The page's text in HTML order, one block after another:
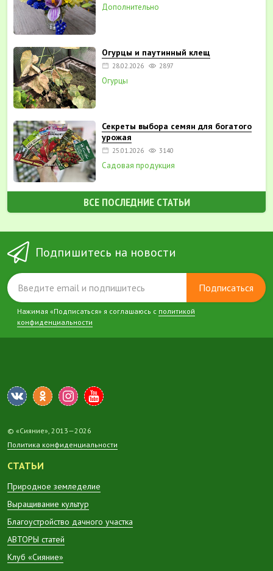
Дополнительно
Огурцы и паутинный клещ
28.02.2026 2897
Огурцы
Секреты выбора семян для богатого
урожая
25.01.2026 3140
Садовая продукция
ВСЕ ПОСЛЕДНИЕ СТАТЬИ
Подпишитесь на новости
Подписаться
Нажимая «Подписаться» я соглашаюсь с политикой
конфиденциальности
© «Сияние», 2013—2026
Политика конфиденциальности
СТАТЬИ
Природное земледелие
Выращивание культур
Благоустройство дачного участка
АВТОРЫ статей
Клуб «Сияние»